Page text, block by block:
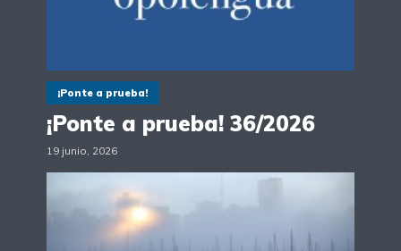
¡Ponte a prueba!
¡Ponte a prueba! 36/2026
19 junio, 2026